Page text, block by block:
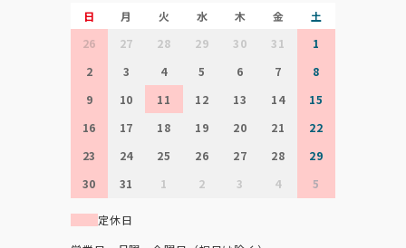
日 月 火 水 木 金
土
26
27 28 29 30 31
1
2
3 4 5 6 7
8
9
10 11 12 13 14
15
16
17 18 19 20 21
22
23
24 25 26 27 28
29
30
31 1 2 3 4 5
定休日